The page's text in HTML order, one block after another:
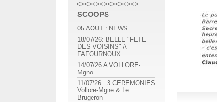
<><><><><><><><>
SCOOPS
05 AOUT : NEWS
18/07/26: BELLE "FETE
DES VOISINS" A
FAFOURNOUX
14/07/26 A VOLLORE-
Mgne
11/07/26 : 3 CEREMONIES
Vollore-Mgne & Le
Brugeron